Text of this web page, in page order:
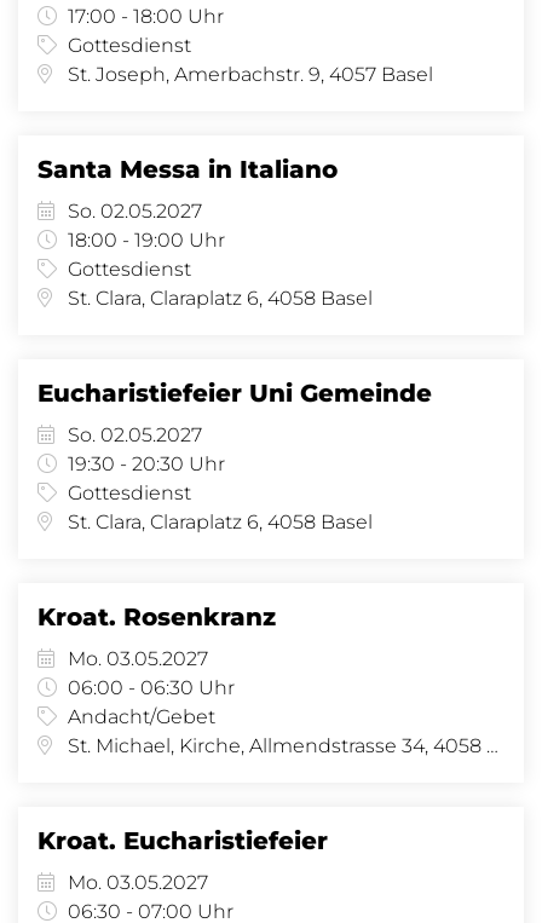
17:00 - 18:00 Uhr
Gottesdienst
St. Joseph, Amerbachstr. 9, 4057 Basel
Santa Messa in Italiano
So. 02.05.2027
18:00 - 19:00 Uhr
Gottesdienst
St. Clara, Claraplatz 6, 4058 Basel
Eucharistiefeier Uni Gemeinde
So. 02.05.2027
19:30 - 20:30 Uhr
Gottesdienst
St. Clara, Claraplatz 6, 4058 Basel
Kroat. Rosenkranz
Mo. 03.05.2027
06:00 - 06:30 Uhr
Andacht/Gebet
St. Michael, Kirche, Allmendstrasse 34, 4058 Basel
Kroat. Eucharistiefeier
Mo. 03.05.2027
06:30 - 07:00 Uhr